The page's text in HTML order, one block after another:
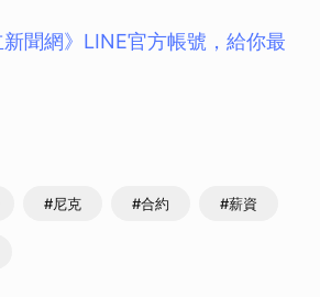
聞網》LINE官方帳號，給你最
#尼克 #合約 #薪資